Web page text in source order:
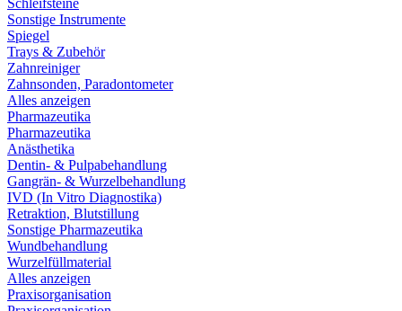
Schleifsteine
Sonstige Instrumente
Spiegel
Trays & Zubehör
Zahnreiniger
Zahnsonden, Paradontometer
Alles anzeigen
Pharmazeutika
Pharmazeutika
Anästhetika
Dentin- & Pulpabehandlung
Gangrän- & Wurzelbehandlung
IVD (In Vitro Diagnostika)
Retraktion, Blutstillung
Sonstige Pharmazeutika
Wundbehandlung
Wurzelfüllmaterial
Alles anzeigen
Praxisorganisation